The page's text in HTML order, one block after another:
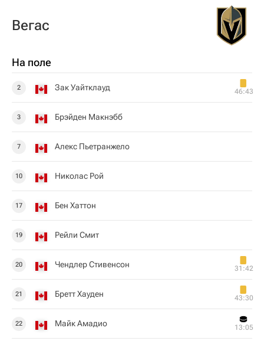
Вегас
На поле
2 Зак Уайтклауд 46:43
3 Брэйден Макнэбб
7 Алекс Пьетранжело
10 Николас Рой
17 Бен Хаттон
19 Рейли Смит
20 Чендлер Стивенсон 31:42
21 Бретт Хауден 43:30
22 Майк Амадио 13:05